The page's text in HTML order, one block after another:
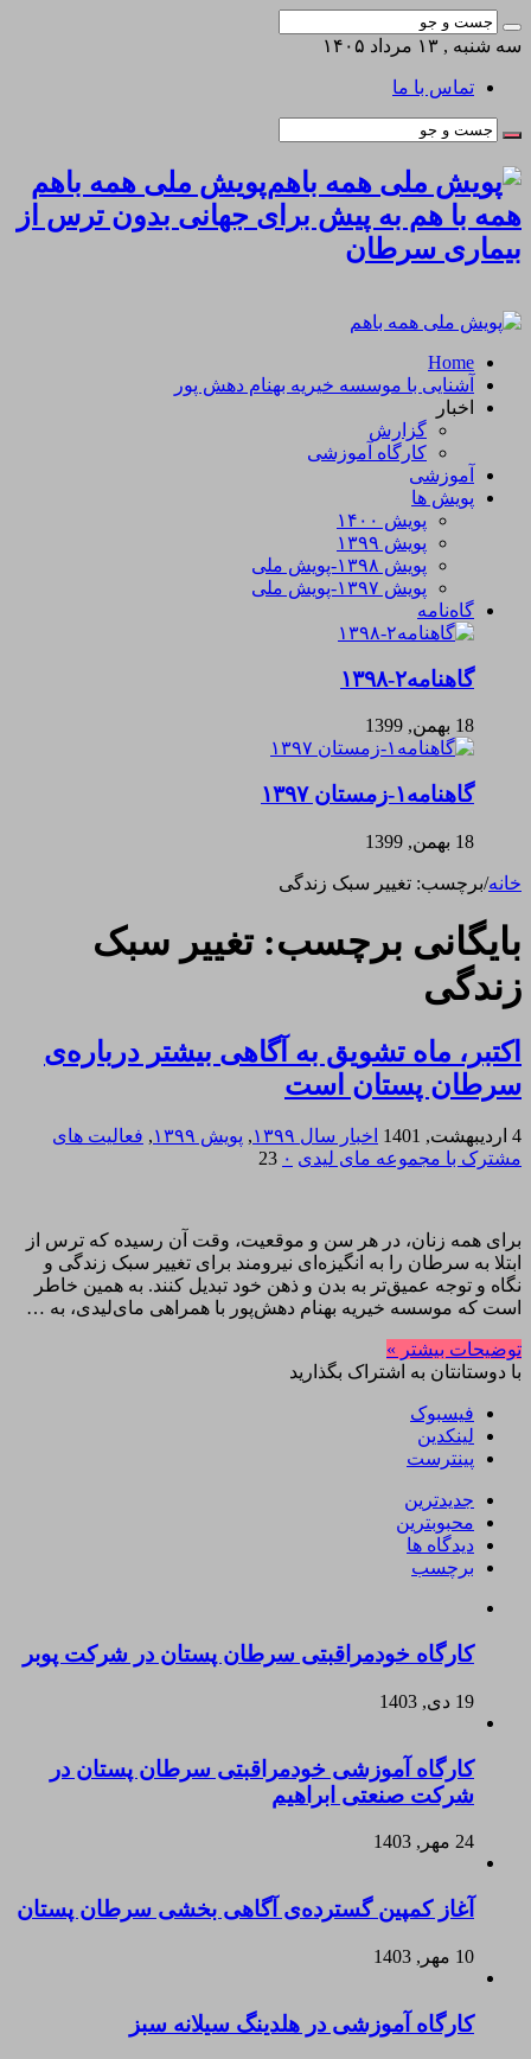
سه شنبه , ۱۳ مرداد ۱۴۰۵
تماس با ما
پویش ملی همه باهم
همه با هم به پیش برای جهانی بدون ترس از
بیماری سرطان
Home
آشنایی با موسسه خیریه بهنام دهش پور
اخبار
گزارش
کارگاه آموزشی
آموزشی
پویش ها
پویش ۱۴۰۰
پویش ۱۳۹۹
پویش ۱۳۹۸-پویش ملی
پویش ۱۳۹۷-پویش ملی
گاه‌نامه
گاهنامه۲-۱۳۹۸
18 بهمن, 1399
گاهنامه۱-زمستان ۱۳۹۷
18 بهمن, 1399
خانه/برچسب: تغییر سبک زندگی
بایگانی برچسب: تغییر سبک
زندگی
اکتبر، ماه تشویق به آگاهی بیشتر درباره‌ی
سرطان پستان است
4 اردیبهشت, 1401 اخبار سال ۱۳۹۹ , پویش ۱۳۹۹ , فعالیت های
مشترک با مجموعه مای لیدی ۰ 23
برای همه زنان، در هر سن و موقعیت، وقت آن رسیده که ترس از
ابتلا به سرطان را به انگیزه‌ای نیرومند برای تغییر سبک زندگی و
نگاه و توجه عمیق‌تر به بدن و ذهن خود تبدیل کنند. به همین خاطر
است که موسسه خیریه بهنام دهش‌پور با همراهی مای‌لیدی، به …
توضیحات بیشتر »
با دوستانتان به اشتراک بگذارید
فیسبوک
لینکدین
پینترست
جدیدترین
محبوبترین
دیدگاه ها
برچسب
کارگاه خودمراقبتی سرطان پستان در شرکت پوبر
19 دی, 1403
کارگاه آموزشی خودمراقبتی سرطان پستان در
شرکت صنعتی ابراهیم
24 مهر, 1403
آغاز کمپین گسترده‌ی آگاهی بخشی سرطان پستان
10 مهر, 1403
کارگاه آموزشی در هلدینگ سیلانه سبز